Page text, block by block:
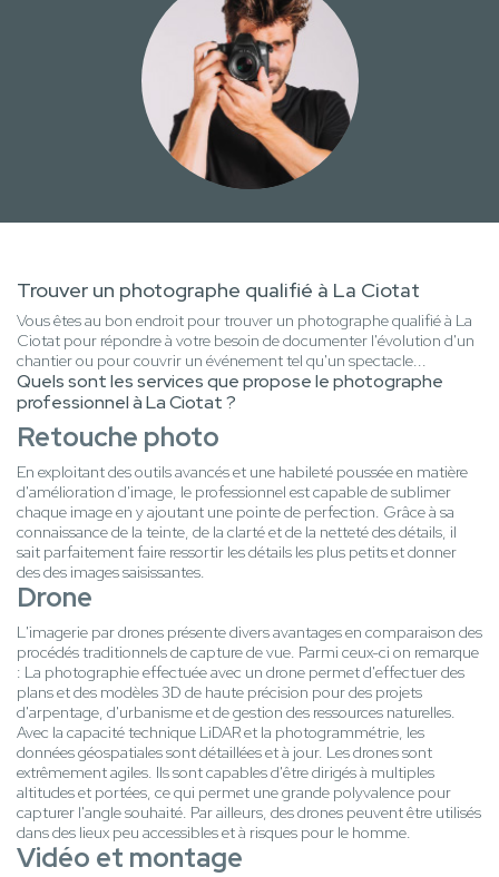
Trouver un photographe qualifié à La Ciotat
Vous êtes au bon endroit pour trouver un photographe qualifié à La
Ciotat pour répondre à votre besoin de documenter l'évolution d'un
chantier ou pour couvrir un événement tel qu'un spectacle...
Quels sont les services que propose le photographe
professionnel à La Ciotat ?
Retouche photo
En exploitant des outils avancés et une habileté poussée en matière
d'amélioration d'image, le professionnel est capable de sublimer
chaque image en y ajoutant une pointe de perfection. Grâce à sa
connaissance de la teinte, de la clarté et de la netteté des détails, il
sait parfaitement faire ressortir les détails les plus petits et donner
des des images saisissantes.
Drone
L'imagerie par drones présente divers avantages en comparaison des
procédés traditionnels de capture de vue. Parmi ceux-ci on remarque
: La photographie effectuée avec un drone permet d'effectuer des
plans et des modèles 3D de haute précision pour des projets
d'arpentage, d'urbanisme et de gestion des ressources naturelles.
Avec la capacité technique LiDAR et la photogrammétrie, les
données géospatiales sont détaillées et à jour. Les drones sont
extrêmement agiles. Ils sont capables d'être dirigés à multiples
altitudes et portées, ce qui permet une grande polyvalence pour
capturer l'angle souhaité. Par ailleurs, des drones peuvent être utilisés
dans des lieux peu accessibles et à risques pour le homme.
Vidéo et montage